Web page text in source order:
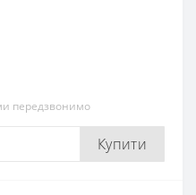
передзвонимо
Купити